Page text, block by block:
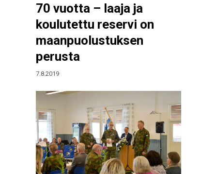
70 vuotta – laaja ja
koulutettu reservi on
maanpuolustuksen
perusta
7.8.2019